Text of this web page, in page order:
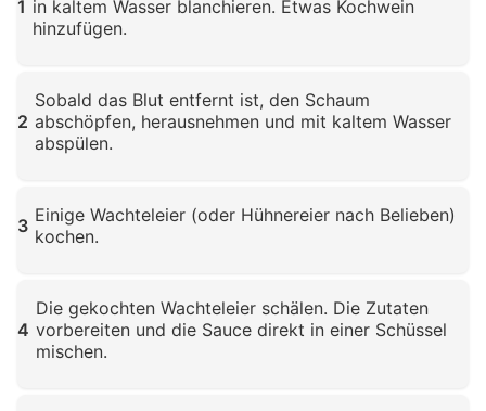
1 in kaltem Wasser blanchieren. Etwas Kochwein
hinzufügen.
2
Sobald das Blut entfernt ist, den Schaum
abschöpfen, herausnehmen und mit kaltem Wasser
abspülen.
3 Einige Wachteleier (oder Hühnereier nach Belieben)
kochen.
4
Die gekochten Wachteleier schälen. Die Zutaten
vorbereiten und die Sauce direkt in einer Schüssel
mischen.